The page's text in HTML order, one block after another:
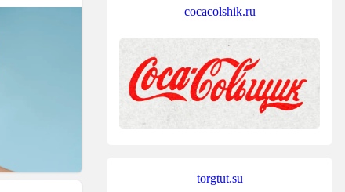
cocacolshik.ru
torgtut.su